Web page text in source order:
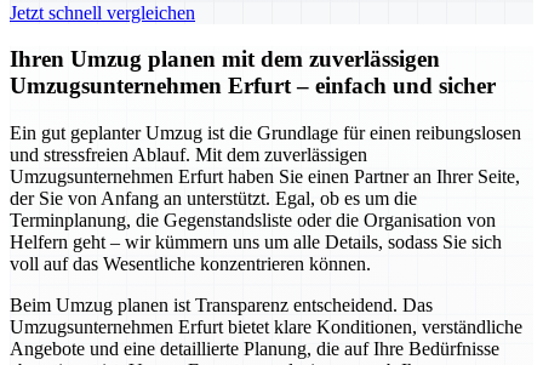
Jetzt schnell vergleichen
Ihren Umzug planen mit dem zuverlässigen
Umzugsunternehmen Erfurt – einfach und sicher
Ein gut geplanter Umzug ist die Grundlage für einen reibungslosen
und stressfreien Ablauf. Mit dem zuverlässigen
Umzugsunternehmen Erfurt haben Sie einen Partner an Ihrer Seite,
der Sie von Anfang an unterstützt. Egal, ob es um die
Terminplanung, die Gegenstandsliste oder die Organisation von
Helfern geht – wir kümmern uns um alle Details, sodass Sie sich
voll auf das Wesentliche konzentrieren können.
Beim Umzug planen ist Transparenz entscheidend. Das
Umzugsunternehmen Erfurt bietet klare Konditionen, verständliche
Angebote und eine detaillierte Planung, die auf Ihre Bedürfnisse